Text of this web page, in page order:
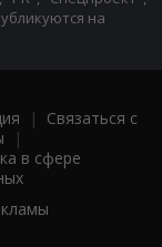
на
| Связаться с
|
в сфере